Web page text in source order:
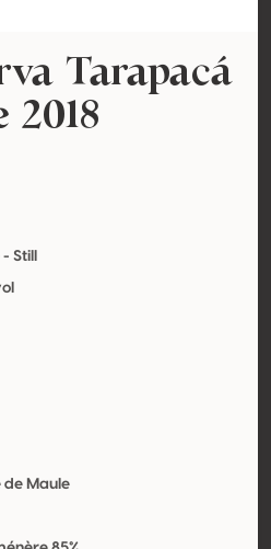
Tarapacá
2018
Still
de Maule